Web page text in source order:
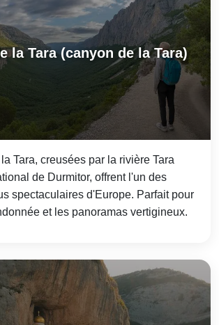
la Tara (canyon de la Tara)
Tara, creusées par la rivière Tara
de Durmitor, offrent l'un des
spectaculaires d'Europe. Parfait pour
et les panoramas vertigineux.